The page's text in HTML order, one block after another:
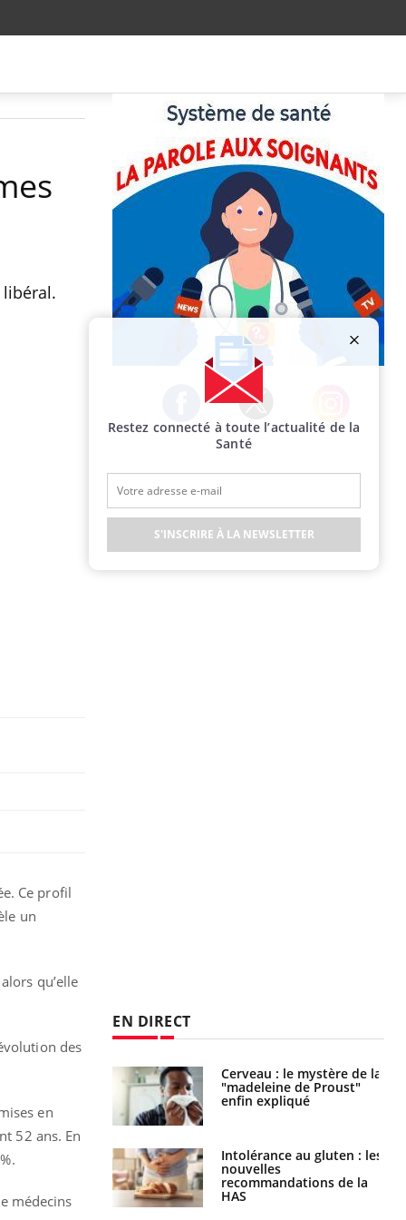
Ce profil
un
qu’elle
des
en
52 ans. En
médecins
Facebook Twitter Instagram
EN DIRECT
Cerveau : le mystère de la
"madeleine de Proust"
enfin expliqué
Intolérance au gluten : les
nouvelles
recommandations de la
HAS
Le décalage des horaires
d'été : quel impact sur le
sommeil ?
Grossesse : ces polluants
pourraient influencer le
poids des enfants
Restez connecté à toute l’actualité de la
Santé
S'INSCRIRE À LA NEWSLETTER